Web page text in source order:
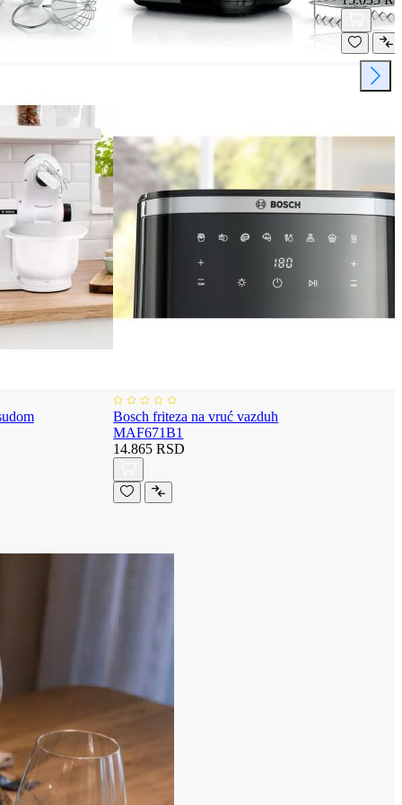
Bosch friteza na vruć vazduh
MAF671B1
14.865 RSD